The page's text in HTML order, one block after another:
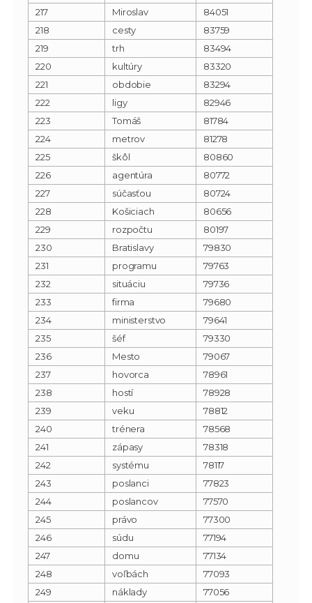
217
Miroslav
84051
218
cesty
83759
219
trh
83494
220
kultúry
83320
221
obdobie
83294
222
ligy
82946
223
Tomáš
81784
224
metrov
81278
225
škôl
80860
226
agentúra
80772
227
súčasťou
80724
228
Košiciach
80656
229
rozpočtu
80197
230
Bratislavy
79830
231
programu
79763
232
situáciu
79736
233
firma
79680
234
ministerstvo
79641
235
šéf
79330
236
Mesto
79067
237
hovorca
78961
238
hostí
78928
239
veku
78812
240
trénera
78568
241
zápasy
78318
242
systému
78117
243
poslanci
77823
244
poslancov
77570
245
právo
77300
246
súdu
77194
247
domu
77134
248
voľbách
77093
249
náklady
77056